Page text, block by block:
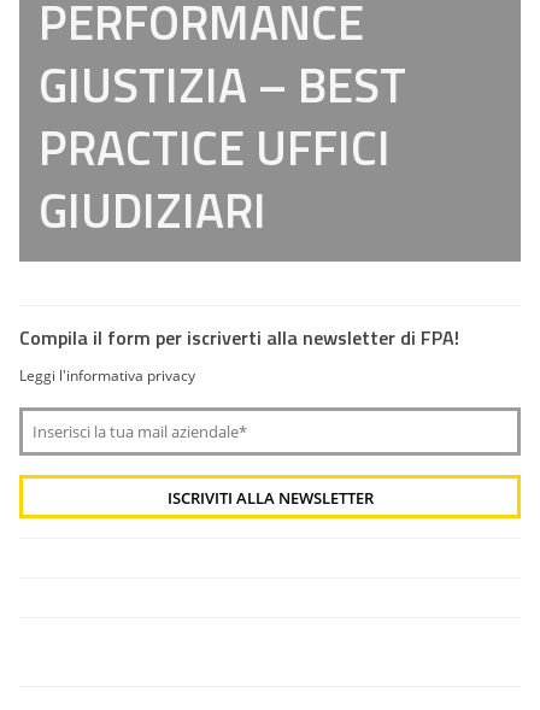
PERFORMANCE
GIUSTIZIA – BEST
PRACTICE UFFICI
GIUDIZIARI
Compila il form per iscriverti alla newsletter di FPA!
Leggi l'informativa privacy